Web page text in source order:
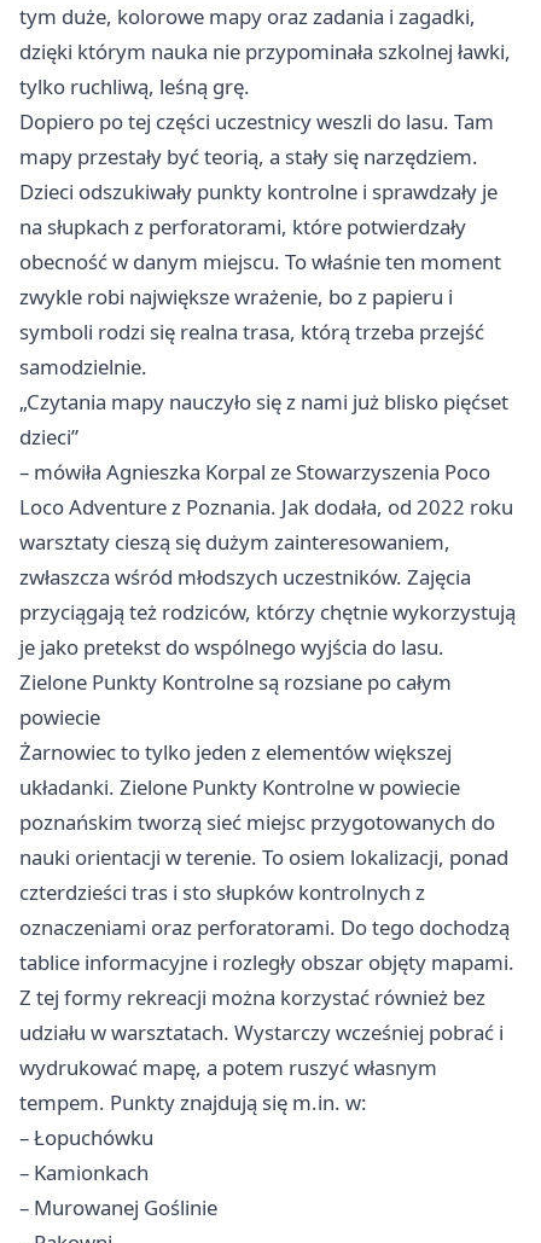
tym duże, kolorowe mapy oraz zadania i zagadki,
dzięki którym nauka nie przypominała szkolnej ławki,
tylko ruchliwą, leśną grę.
Dopiero po tej części uczestnicy weszli do lasu. Tam
mapy przestały być teorią, a stały się narzędziem.
Dzieci odszukiwały punkty kontrolne i sprawdzały je
na słupkach z perforatorami, które potwierdzały
obecność w danym miejscu. To właśnie ten moment
zwykle robi największe wrażenie, bo z papieru i
symboli rodzi się realna trasa, którą trzeba przejść
samodzielnie.
„Czytania mapy nauczyło się z nami już blisko pięćset
dzieci”
– mówiła Agnieszka Korpal ze Stowarzyszenia Poco
Loco Adventure z Poznania. Jak dodała, od 2022 roku
warsztaty cieszą się dużym zainteresowaniem,
zwłaszcza wśród młodszych uczestników. Zajęcia
przyciągają też rodziców, którzy chętnie wykorzystują
je jako pretekst do wspólnego wyjścia do lasu.
Zielone Punkty Kontrolne są rozsiane po całym
powiecie
Żarnowiec to tylko jeden z elementów większej
układanki. Zielone Punkty Kontrolne w powiecie
poznańskim tworzą sieć miejsc przygotowanych do
nauki orientacji w terenie. To osiem lokalizacji, ponad
czterdzieści tras i sto słupków kontrolnych z
oznaczeniami oraz perforatorami. Do tego dochodzą
tablice informacyjne i rozległy obszar objęty mapami.
Z tej formy rekreacji można korzystać również bez
udziału w warsztatach. Wystarczy wcześniej pobrać i
wydrukować mapę, a potem ruszyć własnym
tempem. Punkty znajdują się m.in. w:
– Łopuchówku
– Kamionkach
– Murowanej Goślinie